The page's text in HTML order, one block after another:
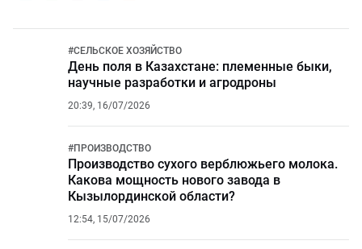
#СЕЛЬСКОЕ ХОЗЯЙСТВО
День поля в Казахстане: племенные быки,
научные разработки и агродроны
20:39, 16/07/2026
#ПРОИЗВОДСТВО
Производство сухого верблюжьего молока.
Какова мощность нового завода в
Кызылординской области?
12:54, 15/07/2026